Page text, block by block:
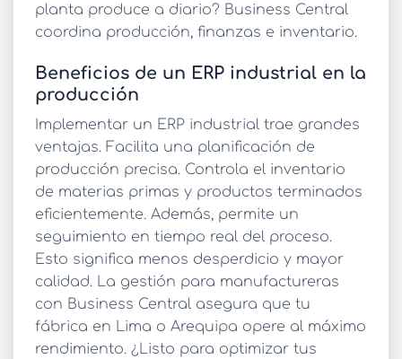
planta produce a diario? Business Central
coordina producción, finanzas e inventario.
Beneficios de un ERP industrial en la
producción
Implementar un ERP industrial trae grandes
ventajas. Facilita una planificación de
producción precisa. Controla el inventario
de materias primas y productos terminados
eficientemente. Además, permite un
seguimiento en tiempo real del proceso.
Esto significa menos desperdicio y mayor
calidad. La gestión para manufactureras
con Business Central asegura que tu
fábrica en Lima o Arequipa opere al máximo
rendimiento. ¿Listo para optimizar tus